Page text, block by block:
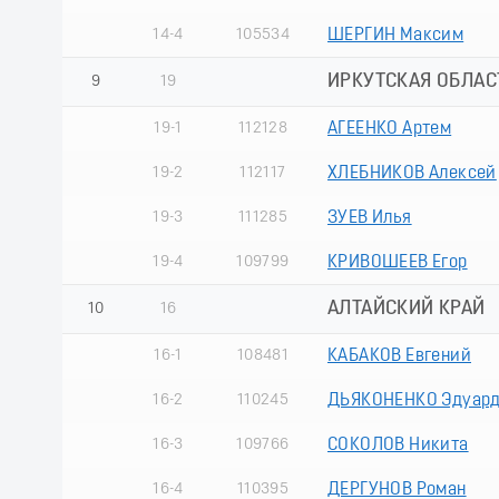
14-4 105534 ШЕРГИН Максим
9 19 ИРКУТСКАЯ
19-1 112128 АГЕЕНКО Артем
19-2 112117 ХЛЕБНИКОВ Алексей
19-3 111285 ЗУЕВ Илья
19-4 109799 КРИВОШЕЕВ Егор
10 16 АЛТАЙСКИЙ КРАЙ
16-1 108481 КАБАКОВ Евгений
16-2 110245 ДЬЯКОНЕНКО
16-3 109766 СОКОЛОВ Никита
16-4 110395 ДЕРГУНОВ Роман